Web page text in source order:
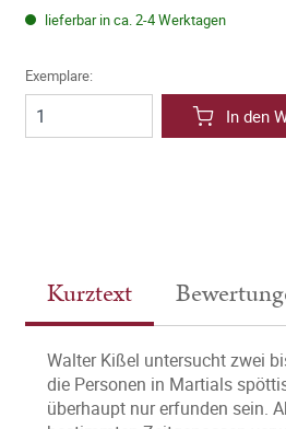
lieferbar in ca. 2-4 Werktagen
Exemplare:
In den
Kurztext
Walter Kißel untersucht zwei
die Personen in Martials
überhaupt nur erfunden sein.